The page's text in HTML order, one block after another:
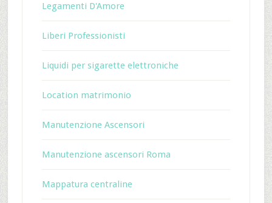
Legamenti D'Amore
Liberi Professionisti
Liquidi per sigarette elettroniche
Location matrimonio
Manutenzione Ascensori
Manutenzione ascensori Roma
Mappatura centraline